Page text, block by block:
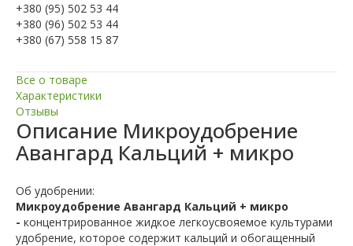
+380 (95) 502 53 44
+380 (96) 502 53 44
+380 (67) 558 15 87
Все о товаре
Характеристики
Отзывы
Описание Микроудобрение
Авангард Кальций + микро
Об удобрении:
Микроудобрение Авангард Кальций + микро
- концентрированное жидкое легкоусвояемое культурами
удобрение, которое содержит кальций и обогащенный